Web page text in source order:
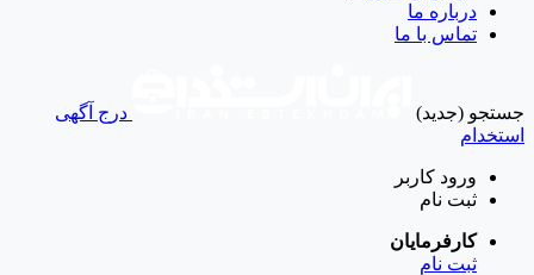
درباره ما
تماس با ما
(جدید)
درج آگهی
ورودکاربر
ثبت نام
کارفرمایان
ثبت نام